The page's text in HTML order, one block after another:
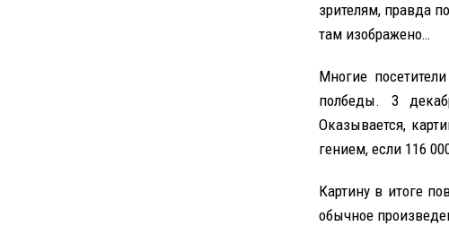
зрителям, правда
там изображено…
Многие
полбеды. 3
Оказывается,
гением, если 116
Картину в итоге
обычное